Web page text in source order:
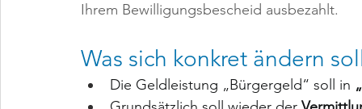
Ihrem Bewilligungsbescheid ausbezahlt.
Was sich konkret ändern
Die Geldleistung „Bürgergeld“ soll in